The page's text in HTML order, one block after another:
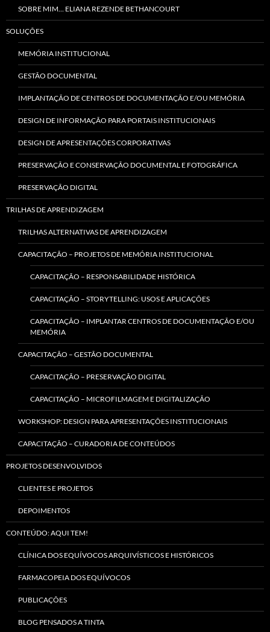
SOBRE MIM… ELIANA REZENDE BETHANCOURT
SOLUÇÕES
MEMÓRIA INSTITUCIONAL
GESTÃO DOCUMENTAL
IMPLANTAÇÃO DE CENTROS DE DOCUMENTAÇÃO E/OU MEMÓRIA
DESIGN DE INFORMAÇÃO PARA PORTAIS INSTITUCIONAIS
DESIGN DE APRESENTAÇÕES CORPORATIVAS
PRESERVAÇÃO E CONSERVAÇÃO DOCUMENTAL E FOTOGRÁFICA
PRESERVAÇÃO DIGITAL
TRILHAS DE APRENDIZAGEM
TRILHAS ALTERNATIVAS DE APRENDIZAGEM
CAPACITAÇÃO – PROJETOS DE MEMÓRIA INSTITUCIONAL
CAPACITAÇÃO – RESPONSABILIDADE HISTÓRICA
CAPACITAÇÃO – STORYTELLING: USOS E APLICAÇÕES
CAPACITAÇÃO – IMPLANTAR CENTROS DE DOCUMENTAÇÃO E/OU
MEMÓRIA
CAPACITAÇÃO – GESTÃO DOCUMENTAL
CAPACITAÇÃO – PRESERVAÇÃO DIGITAL
CAPACITAÇÃO – MICROFILMAGEM E DIGITALIZAÇÃO
WORKSHOP: DESIGN PARA APRESENTAÇÕES INSTITUCIONAIS
CAPACITAÇÃO – CURADORIA DE CONTEÚDOS
PROJETOS DESENVOLVIDOS
CLIENTES E PROJETOS
DEPOIMENTOS
CONTEÚDO: AQUI TEM!
CLÍNICA DOS EQUÍVOCOS ARQUIVÍSTICOS E HISTÓRICOS
FARMACOPEIA DOS EQUÍVOCOS
PUBLICAÇÕES
BLOG PENSADOS A TINTA